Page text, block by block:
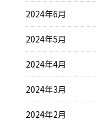
2024年6月
2024年5月
2024年4月
2024年3月
2024年2月